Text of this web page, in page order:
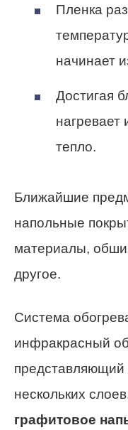
Пленка
начинает
Достигая
нагревает
тепло.
Ближайшие
напольные
материалы,
другое.
Система
инфракрасный
представляющий
нескольких
графитовое